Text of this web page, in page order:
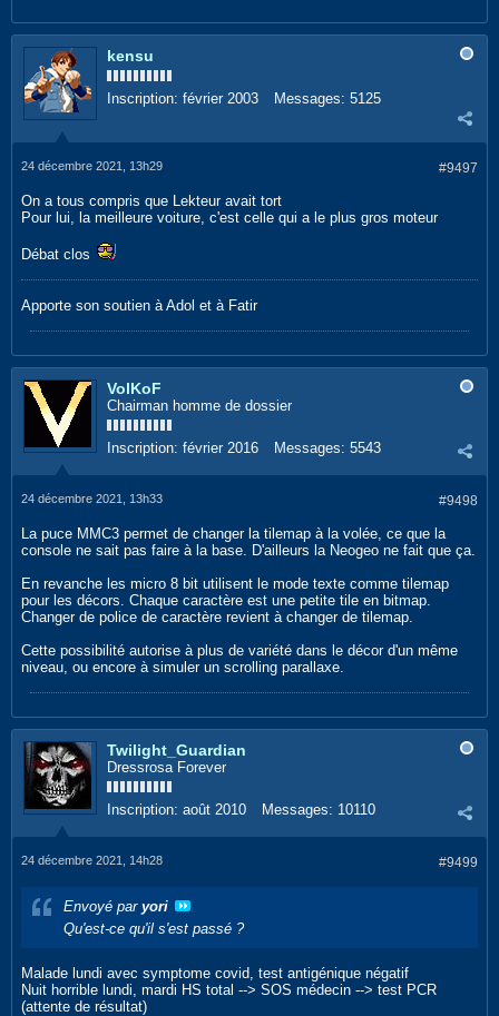
kensu
Inscription: février 2003 Messages: 5125
#9497
24 décembre 2021, 13h29
On a tous compris que Lekteur avait tort
Pour lui, la meilleure voiture, c'est celle qui a le plus gros moteur
Débat clos
Apporte son soutien à Adol et à Fatir
VolKoF
Chairman homme de dossier
Inscription: février 2016 Messages: 5543
#9498
24 décembre 2021, 13h33
La puce MMC3 permet de changer la tilemap à la volée, ce que la
console ne sait pas faire à la base. D'ailleurs la Neogeo ne fait que ça.
En revanche les micro 8 bit utilisent le mode texte comme tilemap
pour les décors. Chaque caractère est une petite tile en bitmap.
Changer de police de caractère revient à changer de tilemap.
Cette possibilité autorise à plus de variété dans le décor d'un même
niveau, ou encore à simuler un scrolling parallaxe.
Twilight_Guardian
Dressrosa Forever
Inscription: août 2010 Messages: 10110
#9499
24 décembre 2021, 14h28
Envoyé par yori
Qu'est-ce qu'il s'est passé ?
Malade lundi avec symptome covid, test antigénique négatif
Nuit horrible lundi, mardi HS total --> SOS médecin --> test PCR
(attente de résultat)